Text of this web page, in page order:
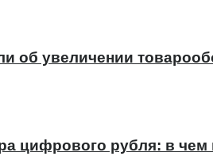
об увеличении
цифрового рубля: в